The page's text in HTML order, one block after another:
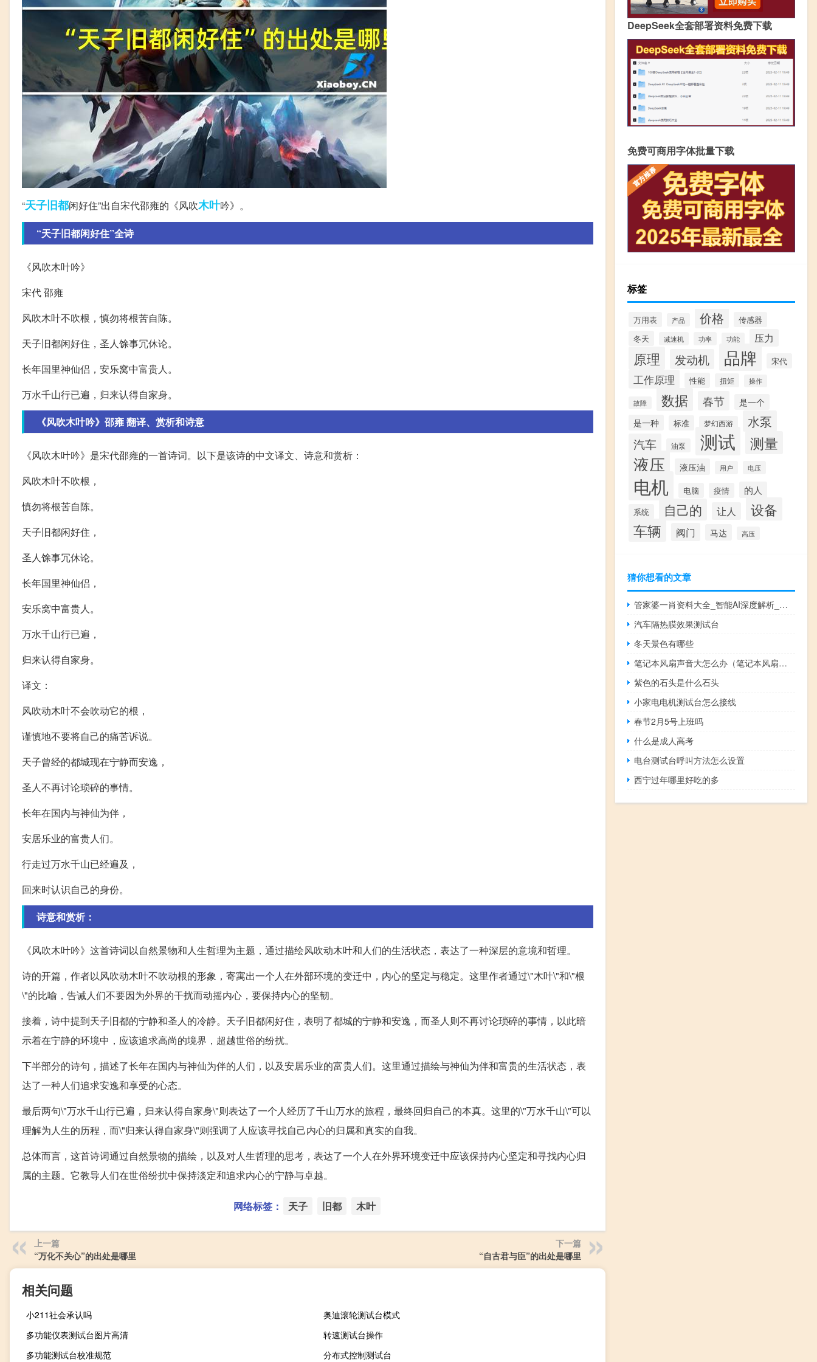
“天子旧都闲好住”出自宋代邵雍的《风吹木叶吟》。
“天子旧都闲好住”全诗
《风吹木叶吟》
宋代 邵雍
风吹木叶不吹根，慎勿将根苦自陈。
天子旧都闲好住，圣人馀事冗休论。
长年国里神仙侣，安乐窝中富贵人。
万水千山行已遍，归来认得自家身。
《风吹木叶吟》邵雍 翻译、赏析和诗意
《风吹木叶吟》是宋代邵雍的一首诗词。以下是该诗的中文译文、诗意和赏析：
风吹木叶不吹根，
慎勿将根苦自陈。
天子旧都闲好住，
圣人馀事冗休论。
长年国里神仙侣，
安乐窝中富贵人。
万水千山行已遍，
归来认得自家身。
译文：
风吹动木叶不会吹动它的根，
谨慎地不要将自己的痛苦诉说。
天子曾经的都城现在宁静而安逸，
圣人不再讨论琐碎的事情。
长年在国内与神仙为伴，
安居乐业的富贵人们。
行走过万水千山已经遍及，
回来时认识自己的身份。
诗意和赏析：
《风吹木叶吟》这首诗词以自然景物和人生哲理为主题，通过描绘风吹动木叶和人们的生活状态，表达了一种深层的意境和哲理。
诗的开篇，作者以风吹动木叶不吹动根的形象，寄寓出一个人在外部环境的变迁中，内心的坚定与稳定。这里作者通过\"木叶\"和\"根
\"的比喻，告诫人们不要因为外界的干扰而动摇内心，要保持内心的坚韧。
接着，诗中提到天子旧都的宁静和圣人的冷静。天子旧都闲好住，表明了都城的宁静和安逸，而圣人则不再讨论琐碎的事情，以此暗
示着在宁静的环境中，应该追求高尚的境界，超越世俗的纷扰。
下半部分的诗句，描述了长年在国内与神仙为伴的人们，以及安居乐业的富贵人们。这里通过描绘与神仙为伴和富贵的生活状态，表
达了一种人们追求安逸和享受的心态。
最后两句\"万水千山行已遍，归来认得自家身\"则表达了一个人经历了千山万水的旅程，最终回归自己的本真。这里的\"万水千山\"可以
理解为人生的历程，而\"归来认得自家身\"则强调了人应该寻找自己内心的归属和真实的自我。
总体而言，这首诗词通过自然景物的描绘，以及对人生哲理的思考，表达了一个人在外界环境变迁中应该保持内心坚定和寻找内心归
属的主题。它教导人们在世俗纷扰中保持淡定和追求内心的宁静与卓越。
网络标签： 天子 旧都 木叶
上一篇
“万化不关心”的出处是哪里
下一篇
“自古君与臣”的出处是哪里
相关问题
小211社会承认吗
奥迪滚轮测试台模式
多功能仪表测试台图片高清
转速测试台操作
多功能测试台校准规范
分布式控制测试台
DeepSeek全套部署资料免费下载
免费可商用字体批量下载
标签
万用表 产品 价格
传感器
冬天
减速机 功率 功能 压力
原理 发动机 品牌 宋代
工作原理 性能 扭矩 操作
故障 数据 春节
是一个
是一种
标准 梦幻西游 水泵
汽车 油泵 测试 测量
液压 液压油 用户 电压
电机 电脑 疫情 的人
系统 自己的 让人
设备
车辆
阀门 马达 高压
猜你想看的文章
管家婆一肖资料大全_智能AI深度解析_百度大脑版A12.31.903
汽车隔热膜效果测试台
冬天景色有哪些
笔记本风扇声音大怎么办（笔记本风扇声音大）
紫色的石头是什么石头
小家电电机测试台怎么接线
春节2月5号上班吗
什么是成人高考
电台测试台呼叫方法怎么设置
西宁过年哪里好吃的多